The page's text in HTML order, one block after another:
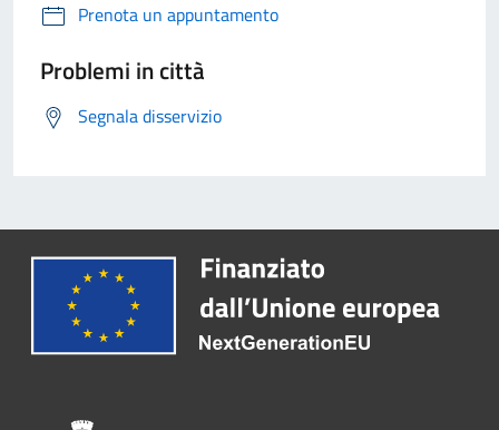
Prenota un appuntamento
Problemi in città
Segnala disservizio